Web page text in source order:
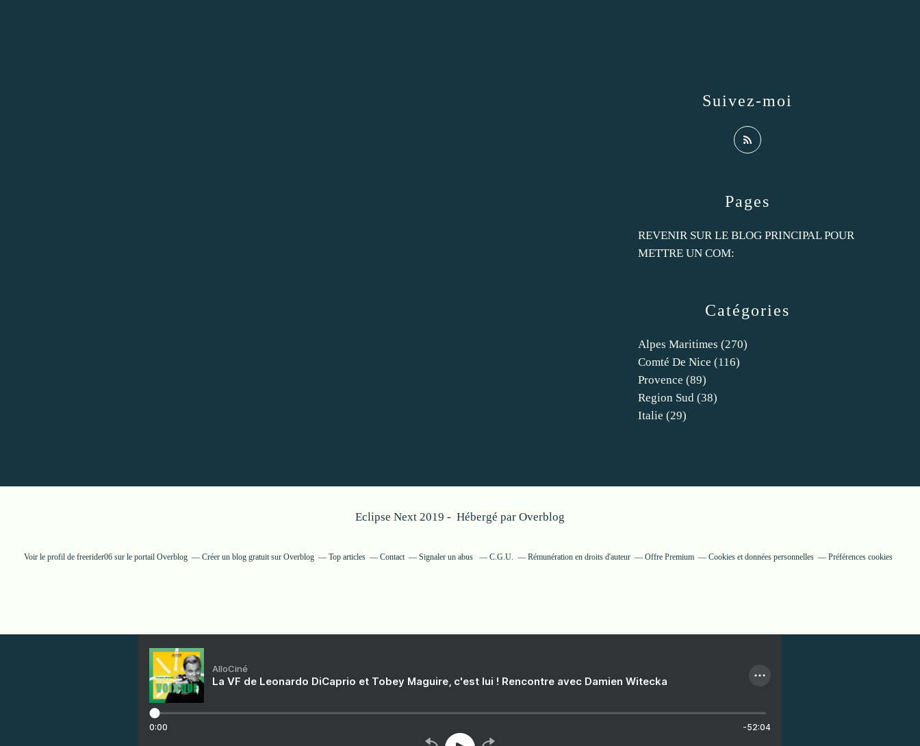
Catégories
Alpes Maritimes (270)
Comté De Nice (116)
Provence (89)
Region Sud (38)
Italie (29)
Pages
REVENIR SUR LE BLOG PRINCIPAL POUR
METTRE UN COM:
Suivez-moi
Eclipse Next 2019 - Hébergé par Overblog
Voir le profil de freerider06sur le portail Overblog Créer un blog gratuit sur Overblog Top articles Contact Signaler un abus C.G.U. Rémunération en droits d'auteur Offre Premium Cookies et données personnelles Préférences cookies
AlloCiné
La VF de Leonardo DiCaprio et Tobey Maguire, c'est lui ! Rencontre avec Damien Witecka
0:00 -52:04